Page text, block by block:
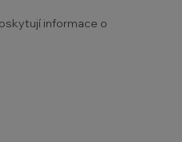
informace o